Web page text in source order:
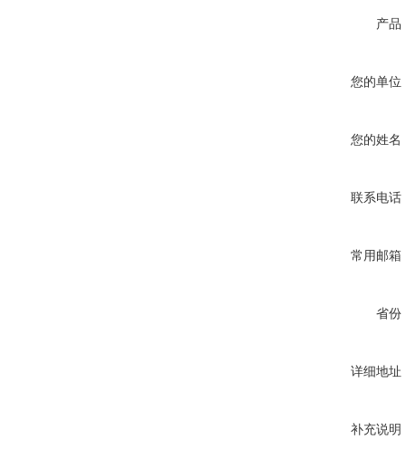
产品
您的单位
您的姓名
联系电话
常用邮箱
省份
详细地址
补充说明